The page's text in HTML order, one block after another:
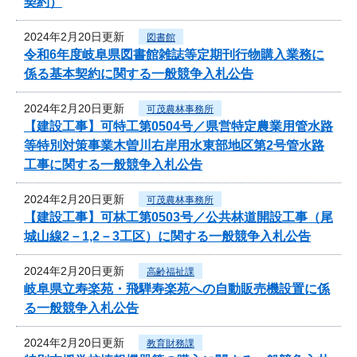
2024年2月20日更新 図書館
令和6年度岐阜県図書館雑誌等定期刊行物購入業務に
係る基本契約に関する一般競争入札公告
2024年2月20日更新 可茂農林事務所
【建設工事】可特工第0504号／県営特定農業用管水路
等特別対策事業木曽川右岸用水東部地区第2号管水路
工事に関する一般競争入札公告
2024年2月20日更新 可茂農林事務所
【建設工事】可林工第0503号／公共林道開設工事（尾
城山線2－1,2－3工区）に関する一般競争入札公告
2024年2月20日更新 高齢福祉課
岐阜県立寿楽苑・飛騨寿楽苑への自動販売機設置に係
る一般競争入札公告
2024年2月20日更新 教育財務課